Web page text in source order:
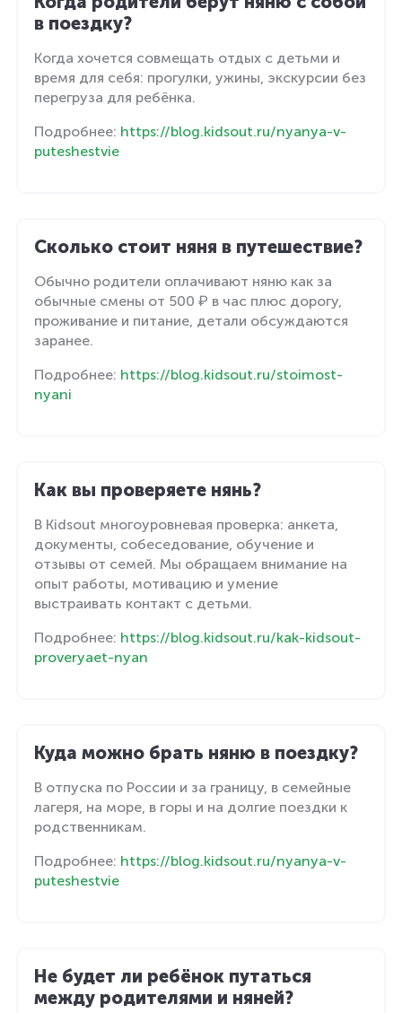
в поездку?
Когда хочется совмещать отдых с детьми и
время для себя: прогулки, ужины, экскурсии без
перегруза для ребёнка.
Подробнее: https://blog.kidsout.ru/nyanya-v-
puteshestvie
Сколько стоит няня в путешествие?
Обычно родители оплачивают няню как за
обычные смены от 500 ₽ в час плюс дорогу,
проживание и питание, детали обсуждаются
заранее.
Подробнее: https://blog.kidsout.ru/stoimost-
nyani
Как вы проверяете нянь?
В Kidsout многоуровневая проверка: анкета,
документы, собеседование, обучение и
отзывы от семей. Мы обращаем внимание на
опыт работы, мотивацию и умение
выстраивать контакт с детьми.
Подробнее: https://blog.kidsout.ru/kak-kidsout-
proveryaet-nyan
Куда можно брать няню в поездку?
В отпуска по России и за границу, в семейные
лагеря, на море, в горы и на долгие поездки к
родственникам.
Подробнее: https://blog.kidsout.ru/nyanya-v-
puteshestvie
Не будет ли ребёнок путаться
между родителями и няней?